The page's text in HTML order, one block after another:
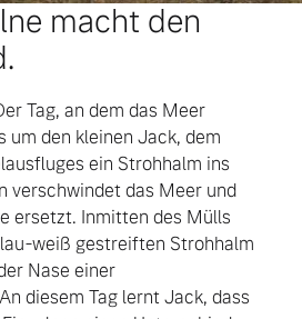
macht den
Tag, an dem das Meer
um den kleinen Jack, dem
ein Strohhalm ins
verschwindet das Meer und
ersetzt. Inmitten des Mülls
weiß gestreiften Strohhalm
Nase einer
diesem Tag lernt Jack, dass